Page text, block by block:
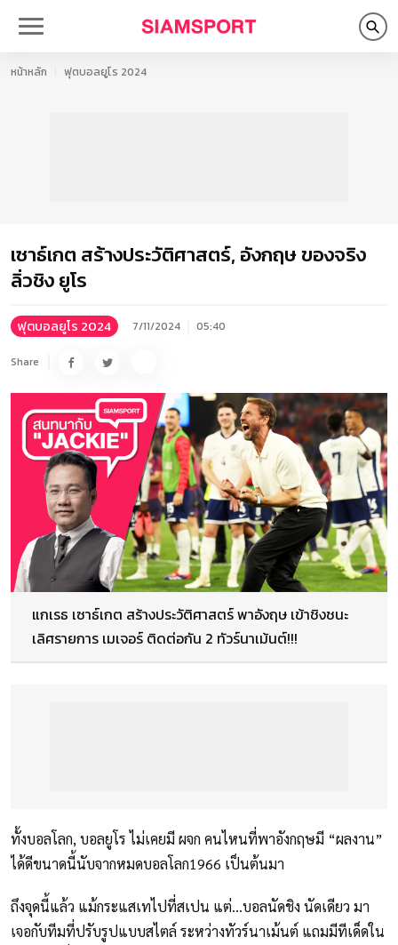
หน้าหลัก ฟุตบอลยูโร 2024
เซาธ์เกต สร้างประวัติศาสตร์, อังกฤษ ของจริง
ลิ่วชิง ยูโร
ฟุตบอลยูโร 2024 7/11/2024 05:40
Share
แกเรธ เซาธ์เกต สร้างประวัติศาสตร์ พาอังฤษ เข้าชิงชนะ
เลิศรายการ เมเจอร์ ติดต่อกัน 2 ทัวร์นาเม้นต์!!!
ทั้งบอลโลก, บอลยูโร ไม่เคยมี ผจก คนไหนที่พาอังกฤษมี “ผลงาน”
ได้ดีขนาดนี้นับจากหมดบอลโลก1966 เป็นต้นมา
ถึงจุดนี้แล้ว แม้กระแสเทไปที่สเปน แต่…บอลนัดชิง นัดเดียว มา
เจอกับทีมที่ปรับรูปแบบสไตล์ ระหว่างทัวร์นาเม้นต์ แถมมีทีเด็ดใน